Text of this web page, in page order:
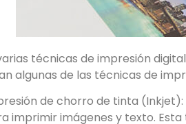
técnicas de impresión
algunas de las técnicas de
de chorro de tinta
imprimir imágenes y texto.